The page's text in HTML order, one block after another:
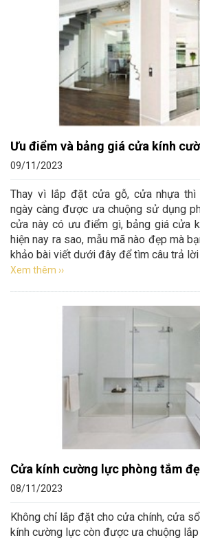
Ưu điểm và bảng giá cửa kính
09/11/2023
Thay vì lắp đặt cửa gỗ, cửa nhựa
ngày càng được ưa chuộng sử dụng
cửa này có ưu điểm gì, bảng giá cửa
hiện nay ra sao, mẫu mã nào đẹp mà
khảo bài viết dưới đây để tìm câu trả
Xem thêm ››
Cửa kính cường lực phòng tắm
08/11/2023
Không chỉ lắp đặt cho cửa chính, cửa
kính cường lực còn được ưa chuộng